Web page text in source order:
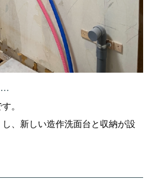
…
。
、新しい造作洗面台と収納が設